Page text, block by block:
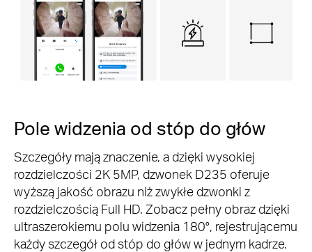
Pole widzenia od stóp do głów
Szczegóły mają znaczenie, a dzięki wysokiej
rozdzielczości 2K 5MP, dzwonek D235 oferuje
wyższą jakość obrazu niż zwykłe dzwonki z
rozdzielczością Full HD. Zobacz pełny obraz dzięki
ultraszerokiemu polu widzenia 180°, rejestrującemu
każdy szczegół od stóp do głów w jednym kadrze.